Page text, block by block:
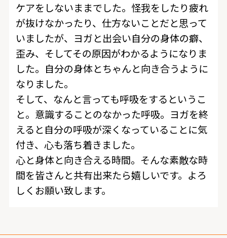
ケアをしないままでした。怪我をしたり疲れ
が抜けなかったり、仕方ないことだと思って
いましたが、ヨガと出会い自分の身体の癖、
歪み、そしてその原因がわかるようになりま
した。自分の身体とちゃんと向き合うように
なりました。
そして、なんと言っても呼吸をするというこ
と。意識することのなかった呼吸。ヨガを終
えると自分の呼吸が深くなっていることに気
付き、心も落ち着きました。
心と身体と向き合える時間。そんな素敵な時
間を皆さんと共有出来たら嬉しいです。よろ
しくお願い致します。